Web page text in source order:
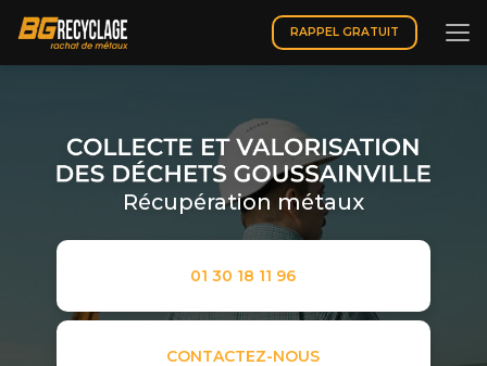
contenu
principal
RAPPEL GRATUIT
Récupération métaux
01 30 18 11 96
CONTACTEZ-NOUS